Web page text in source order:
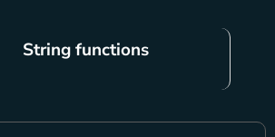
String functions